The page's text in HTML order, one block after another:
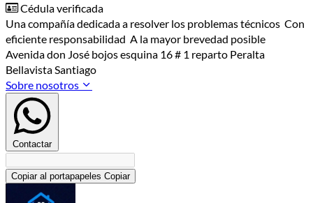
Cédula verificada
Una compañía dedicada a resolver los problemas técnicos Con
eficiente responsabilidad A la mayor brevedad posible
Avenida don José bojos esquina 16 # 1 reparto Peralta
Bellavista Santiago
Sobre nosotros
Contactar
Copiar al portapapeles Copiar